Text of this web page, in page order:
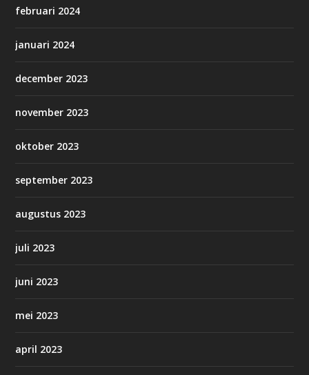
februari 2024
januari 2024
december 2023
november 2023
oktober 2023
september 2023
augustus 2023
juli 2023
juni 2023
mei 2023
april 2023